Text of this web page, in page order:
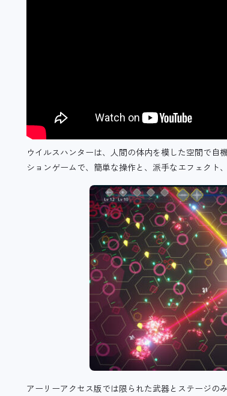
ウイルスハンターは、人間の体内を模した空間で自
ションゲームで、簡単な操作と、派手なエフェクト
アーリーアクセス版では限られた武器とステージの